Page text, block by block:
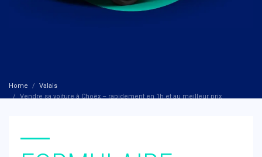
Home
Valais
Vendre sa voiture à Choëx – rapidement en 1h et au meilleur prix‎